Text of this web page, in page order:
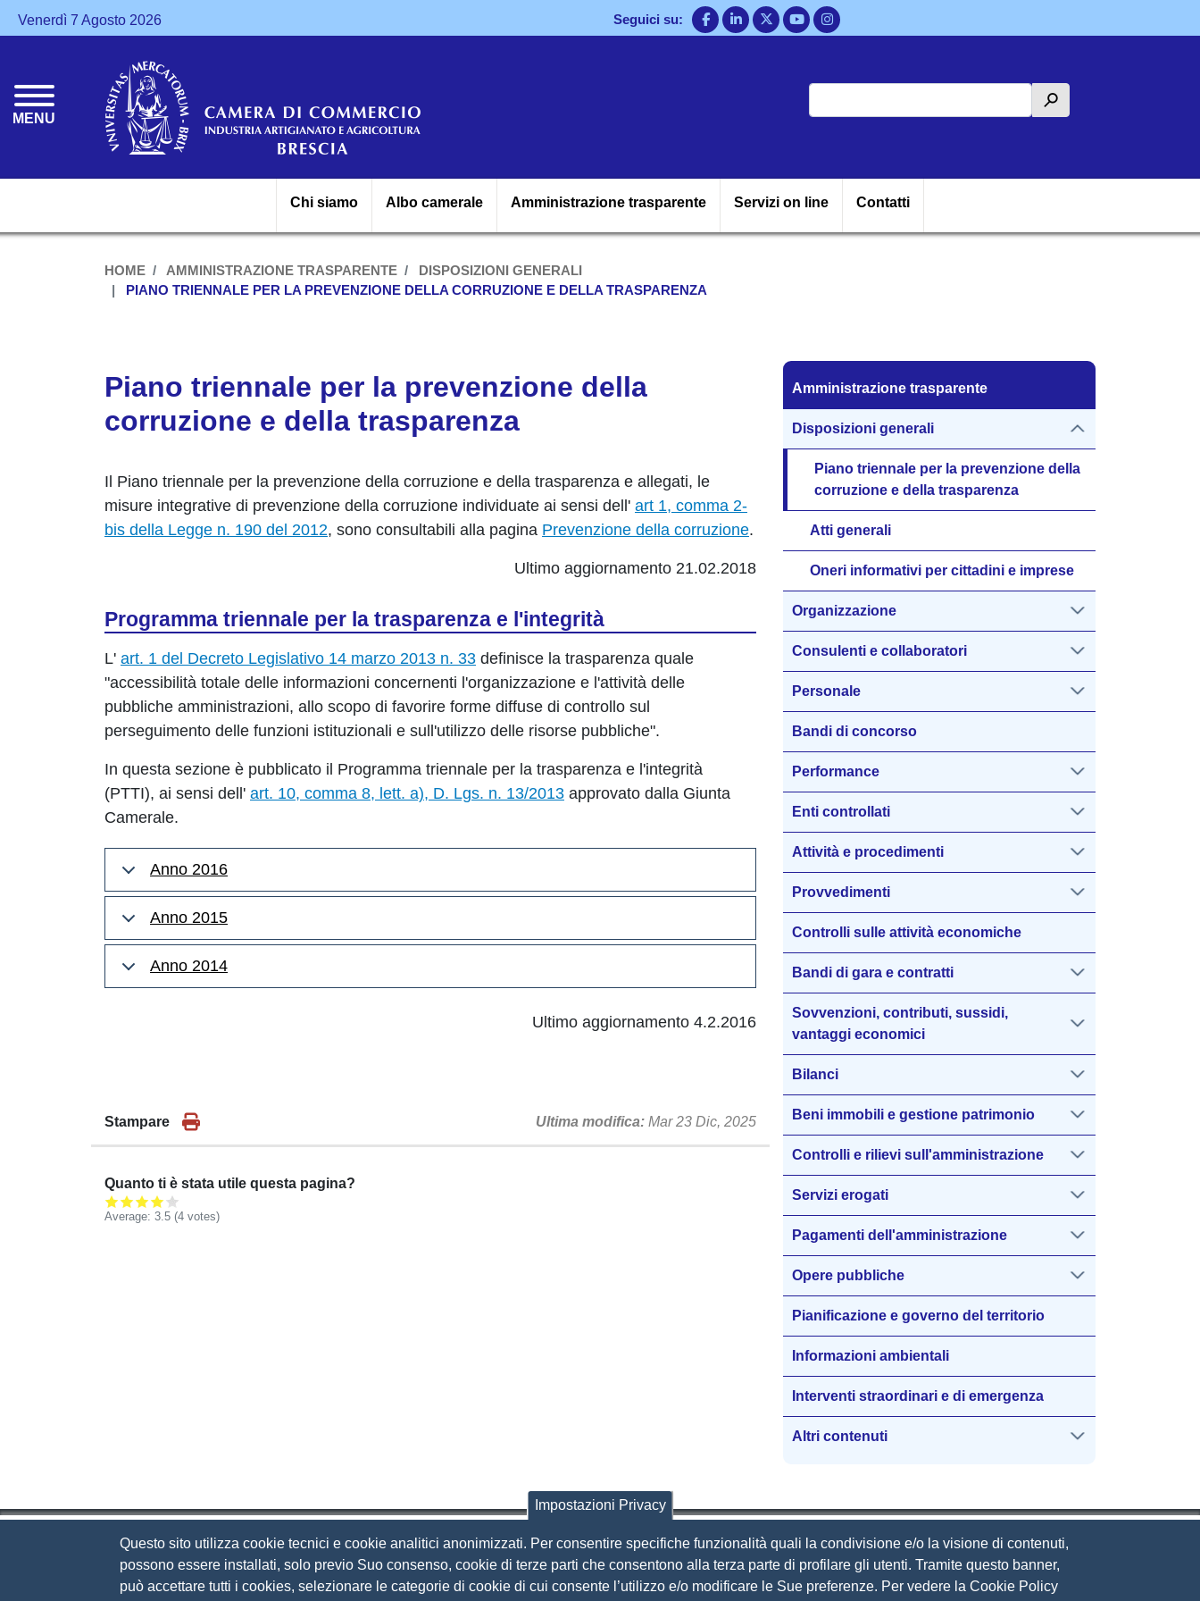
Salta
al
Venerdì 7 Agosto 2026 Seguici su:
MENU
h
Navigazione principale
Chi siamo Albo camerale Amministrazione trasparente Servizi on line Contatti
HOME AMMINISTRAZIONE TRASPARENTE
DISPOSIZIONI GENERALI
PIANO TRIENNALE PER LA PREVENZIONE DELLA CORRUZIONE E DELLA TRASPARENZA
Piano triennale per la prevenzione della
corruzione e della trasparenza
Il Piano triennale per la prevenzione della corruzione e della trasparenza e allegati, le
misure integrative di prevenzione della corruzione individuate ai sensi dell' art 1, comma 2-
bis della Legge n. 190 del 2012, sono consultabili alla pagina Prevenzione della corruzione.
Ultimo aggiornamento 21.02.2018
Programma triennale per la trasparenza e l'integrità
L' art. 1 del Decreto Legislativo 14 marzo 2013 n. 33 definisce la trasparenza quale
"accessibilità totale delle informazioni concernenti l'organizzazione e l'attività delle
pubbliche amministrazioni, allo scopo di favorire forme diffuse di controllo sul
perseguimento delle funzioni istituzionali e sull'utilizzo delle risorse pubbliche".
In questa sezione è pubblicato il Programma triennale per la trasparenza e l'integrità
(PTTI), ai sensi dell' art. 10, comma 8, lett. a), D. Lgs. n. 13/2013 approvato dalla Giunta
Camerale.
Anno 2016
Anno 2015
Anno 2014
Ultimo aggiornamento 4.2.2016
Stampare Ultima modifica Mar 23 Dic, 2025
Quanto ti è stata utile questa pagina?
Average: 3.5 (4 votes)
Amministrazione trasparente
Amministrazione trasparente
Disposizioni generali
Piano triennale per la prevenzione della
corruzione e della trasparenza
Atti generali
Oneri informativi per cittadini e imprese
Organizzazione
Consulenti e collaboratori
Personale
Bandi di concorso
Performance
Enti controllati
Attività e procedimenti
Provvedimenti
Controlli sulle attività economiche
Bandi di gara e contratti
Sovvenzioni, contributi, sussidi,
vantaggi economici
Bilanci
Beni immobili e gestione patrimonio
Controlli e rilievi sull'amministrazione
Servizi erogati
Pagamenti dell'amministrazione
Opere pubbliche
Pianificazione e governo del territorio
Informazioni ambientali
Interventi straordinari e di emergenza
Altri contenuti
Camera di Commercio di Brescia
Impostazioni Privacy
Questo sito utilizza cookie tecnici e cookie analitici anonimizzati. Per consentire specifiche funzionalità quali la condivisione e/o la visione di contenuti,
possono essere installati, solo previo Suo consenso, cookie di terze parti che consentono alla terza parte di profilare gli utenti. Tramite questo banner,
può accettare tutti i cookies, selezionare le categorie di cookie di cui consente l’utilizzo e/o modificare le Sue preferenze. Per vedere la Cookie Policy